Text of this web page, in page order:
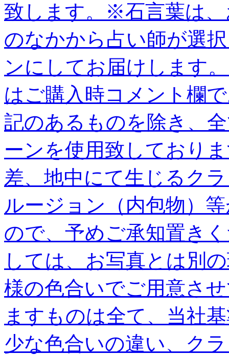
致します。※石言葉は
のなかから占い師が選
ンにしてお届けします
はご購入時コメント欄
記のあるものを除き、
ーンを使用致しており
差、地中にて生じるク
ルージョン（内包物）
ので、予めご承知置き
しては、お写真とは別
様の色合いでご用意さ
ますものは全て、当社
少な色合いの違い、ク